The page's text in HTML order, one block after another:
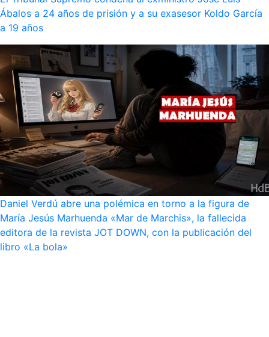
Ábalos a 24 años de prisión y a su exasesor Koldo García
a 19 años
Daniel Verdú abre una polémica en torno a la figura de
María Jesús Marhuenda «Mar de Marchis», la fallecida
editora de la revista JOT DOWN, con la publicación del
libro «La bola»